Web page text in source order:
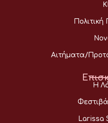
Αιτήματα/
Η
Larissa